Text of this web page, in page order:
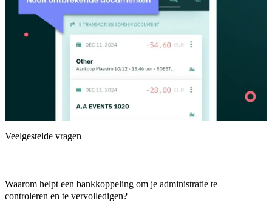
Veelgestelde vragen
Waarom helpt een bankkoppeling om je administratie te
controleren en te vervolledigen?